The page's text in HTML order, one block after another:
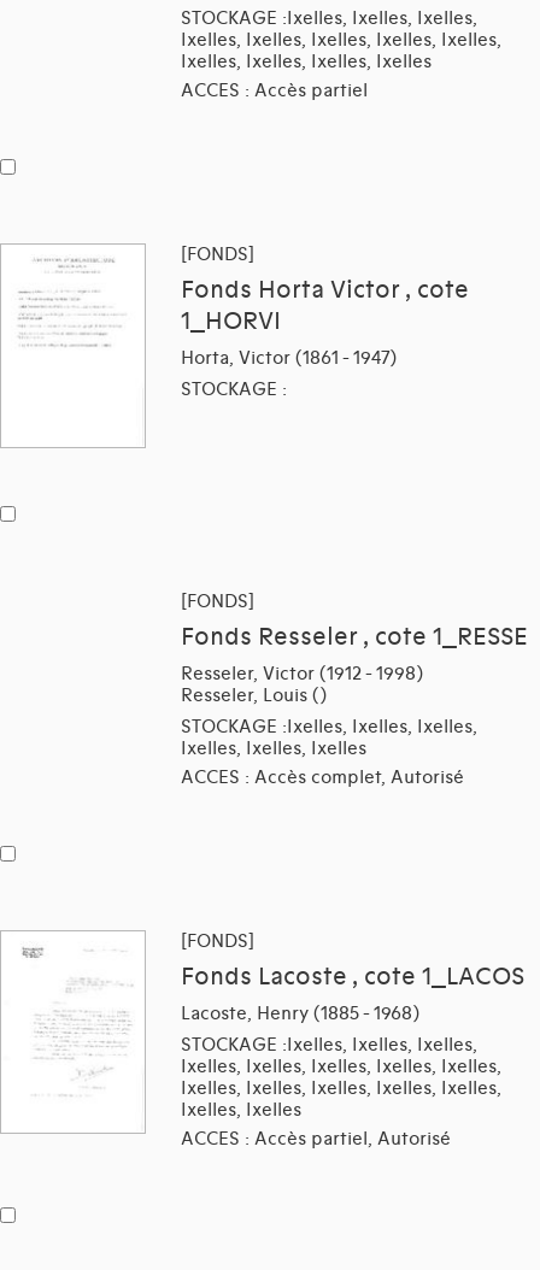
STOCKAGE :Ixelles, Ixelles, Ixelles,
Ixelles, Ixelles, Ixelles, Ixelles, Ixelles,
Ixelles, Ixelles, Ixelles, Ixelles
ACCES : Accès partiel
[FONDS]
Fonds Horta Victor , cote
1_HORVI
Horta, Victor (1861 - 1947)
STOCKAGE :
[FONDS]
Fonds Resseler , cote 1_RESSE
Resseler, Victor (1912 - 1998)
Resseler, Louis ()
STOCKAGE :Ixelles, Ixelles, Ixelles,
Ixelles, Ixelles, Ixelles
ACCES : Accès complet, Autorisé
[FONDS]
Fonds Lacoste , cote 1_LACOS
Lacoste, Henry (1885 - 1968)
STOCKAGE :Ixelles, Ixelles, Ixelles,
Ixelles, Ixelles, Ixelles, Ixelles, Ixelles,
Ixelles, Ixelles, Ixelles, Ixelles, Ixelles,
Ixelles, Ixelles
ACCES : Accès partiel, Autorisé